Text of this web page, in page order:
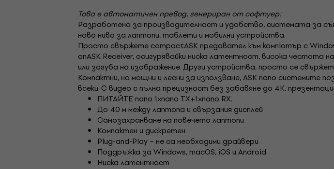
Това е автоматичен превод, генериран от софтуер:
Разработена за производителност и удобство, системата за
ново ниво за лаптопи, таблети и мобилни устройства.
Просто свържете compactASK предавател към компютър с
anASK Receiver, осигурявайки ниска латентност, висока честота
или загуба на изображение. Други устройства, просто се
Компактни, но мощни и лесни за използване, ASK nano системите
всеки. С видео с пълна прецизност без забавяне до 4K,
ПИТАЙТЕ nano 1×nano TX+1×nano RX.
До 40 м между лаптопа и свързания дисплей
Самозахранване на повечето лаптопи
Компактен и дискретен
Plug-and-Play – не са необходими драйвери
Поддръжка за Windows, macOS, iOS и Android
Ниска латентност